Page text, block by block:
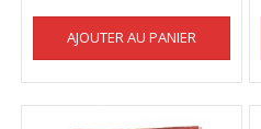
AJOUTER AU PANIER